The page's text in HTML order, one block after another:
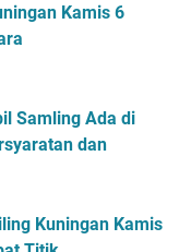
Kamis 6
Samling Ada di
dan
Kuningan Kamis